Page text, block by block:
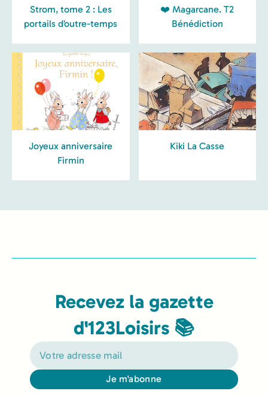
Strom, tome 2 : Les
portails d’outre-temps
❤️ Magarcane. T2
Bénédiction
Joyeux anniversaire
Firmin
Kiki La Casse
Recevez la gazette
d'123Loisirs 📚
Je m'abonne